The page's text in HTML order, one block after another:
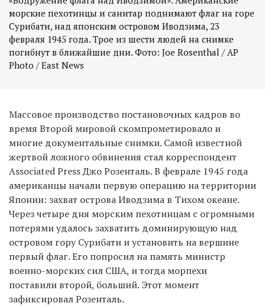
морские пехотинцы и санитар поднимают флаг на горе
Сурибати, над японским островом Иводзима, 23
февраля 1945 года. Трое из шести людей на снимке
погибнут в ближайшие дни. Фото: Joe Rosenthal / AP
Photo / East News
Массовое производство постановочных кадров во
время Второй мировой скомпрометировало и
многие документальные снимки. Самой известной
жертвой ложного обвинения стал корреспондент
Associated Press Джо Розенталь. В феврале 1945 года
американцы начали первую операцию на территории
Японии: захват острова Иводзима в Тихом океане.
Через четыре дня морским пехотинцам с огромными
потерями удалось захватить доминирующую над
островом гору Сурибати и установить на вершине
первый флаг. Его попросил на память министр
военно-морских сил США, и тогда морпехи
поставили второй, больший. Этот момент
зафиксировал Розенталь.